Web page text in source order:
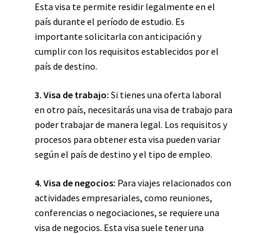
Esta visa te permite residir legalmente en el
país durante el período de estudio. Es
importante solicitarla con anticipación y
cumplir con los requisitos establecidos por el
país de destino.
3. Visa de trabajo: Si tienes una oferta laboral
en otro país, necesitarás una visa de trabajo para
poder trabajar de manera legal. Los requisitos y
procesos para obtener esta visa pueden variar
según el país de destino y el tipo de empleo.
4. Visa de negocios: Para viajes relacionados con
actividades empresariales, como reuniones,
conferencias o negociaciones, se requiere una
visa de negocios. Esta visa suele tener una